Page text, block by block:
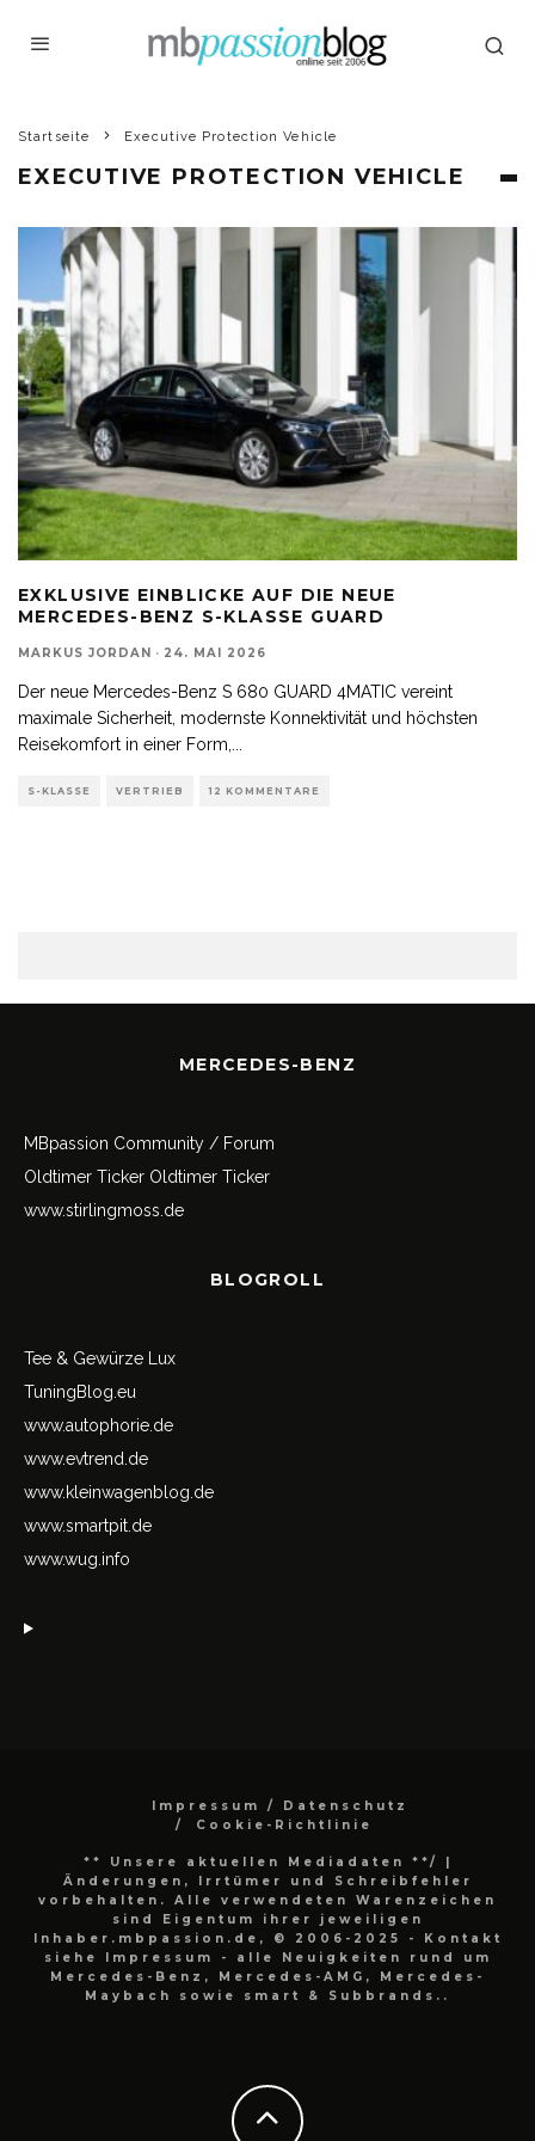
Startseite Executive Protection Vehicle
EXECUTIVE PROTECTION VEHICLE
EXKLUSIVE EINBLICKE AUF DIE NEUE
MERCEDES-BENZ S-KLASSE GUARD
MARKUS JORDAN · 24. MAI 2026
Der neue Mercedes-Benz S 680 GUARD 4MATIC vereint
maximale Sicherheit, modernste Konnektivität und höchsten
Reisekomfort in einer Form,
S-KLASSE VERTRIEB 12 KOMMENTARE
MERCEDES-BENZ
MBpassion Community / Forum
Oldtimer Ticker Oldtimer Ticker
www.stirlingmoss.de
BLOGROLL
Tee & Gewürze Lux
TuningBlog.eu
www.autophorie.de
www.evtrend.de
www.kleinwagenblog.de
www.smartpit.de
www.wug.info
Impressum / Datenschutz
Cookie-Richtlinie
** Unsere aktuellen Mediadaten **/
|
Änderungen, Irrtümer und Schreibfehler
vorbehalten. Alle verwendeten Warenzeichen
sind Eigentum ihrer jeweiligen
Inhaber.mbpassion.de, © 2006-2025 - Kontakt
siehe Impressum - alle Neuigkeiten rund um
Mercedes-Benz, Mercedes-AMG, Mercedes-
Maybach sowie smart & Subbrands..